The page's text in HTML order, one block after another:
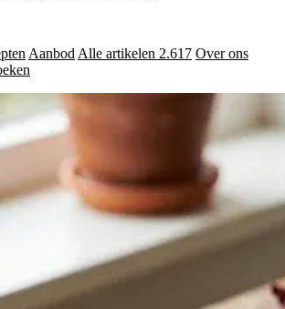
Aanbod Alle artikelen 2.617 Over ons